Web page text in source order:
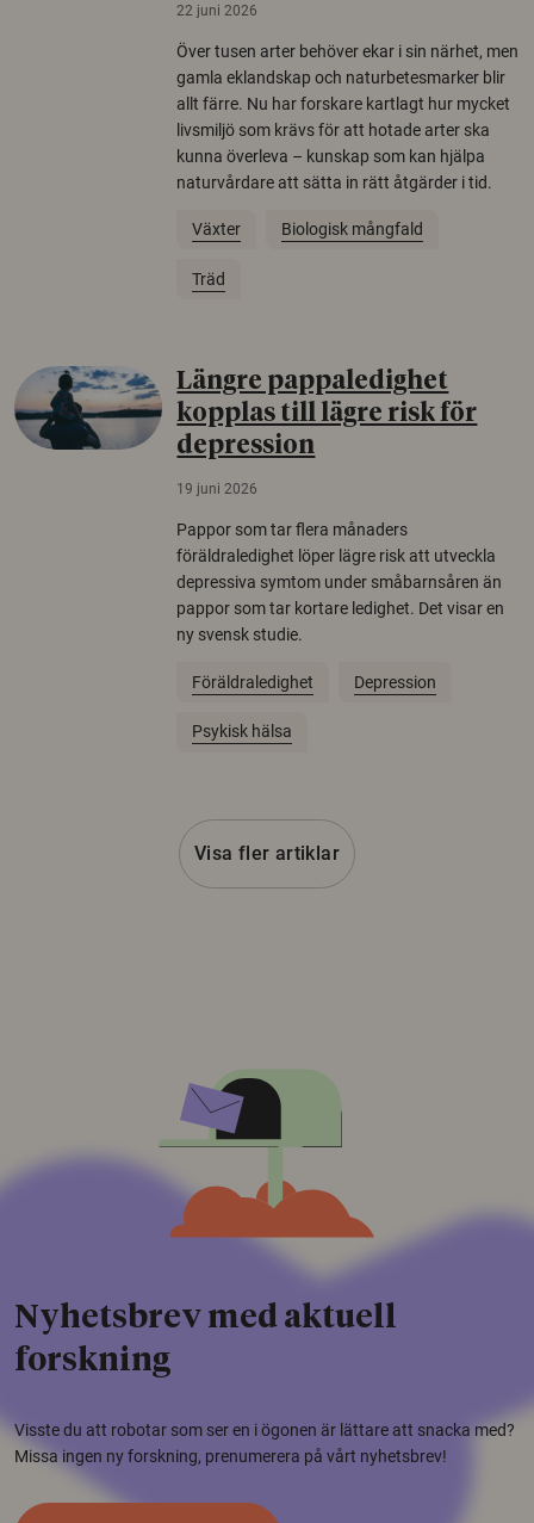
22 juni 2026
Över tusen arter behöver ekar i sin närhet, men
gamla eklandskap och naturbetesmarker blir
allt färre. Nu har forskare kartlagt hur mycket
livsmiljö som krävs för att hotade arter ska
kunna överleva – kunskap som kan hjälpa
naturvårdare att sätta in rätt åtgärder i tid.
Växter Biologisk mångfald
Träd
Längre pappaledighet
kopplas till lägre risk för
depression
19 juni 2026
Pappor som tar flera månaders
föräldraledighet löper lägre risk att utveckla
depressiva symtom under småbarnsåren än
pappor som tar kortare ledighet. Det visar en
ny svensk studie.
Föräldraledighet Depression
Psykisk hälsa
Visa fler artiklar
Nyhetsbrev med aktuell
forskning
Visste du att robotar som ser en i ögonen är lättare att snacka med?
Missa ingen ny forskning, prenumerera på vårt nyhetsbrev!